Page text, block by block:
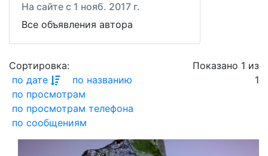
На сайте с 1 нояб. 2017 г.
Все объявления автора
Сортировка:
по дате
по названию
по просмотрам
по просмотрам телефона
по сообщениям
Показано 1 из
1